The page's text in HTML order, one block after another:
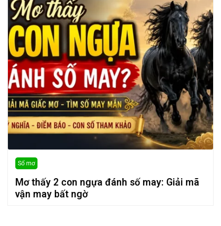
Sổ mơ
Mơ thấy 2 con ngựa đánh số may: Giải mã
vận may bất ngờ